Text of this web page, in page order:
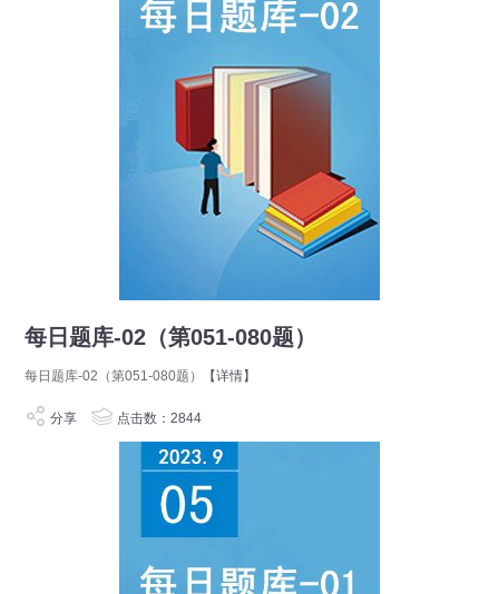
每日题库-02（第051-080题）
每日题库-02（第051-080题） 【详情】
分享 点击数：2844